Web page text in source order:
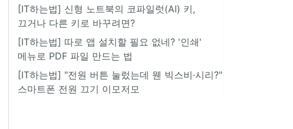
[IT하는법] 신형 노트북의 코파일럿(AI) 키,
끄거나 다른 키로 바꾸려면?
[IT하는법] 따로 앱 설치할 필요 없네? '인쇄'
메뉴로 PDF 파일 만드는 법
[IT하는법] "전원 버튼 눌렀는데 웬 빅스비·시리?"
스마트폰 전원 끄기 이모저모